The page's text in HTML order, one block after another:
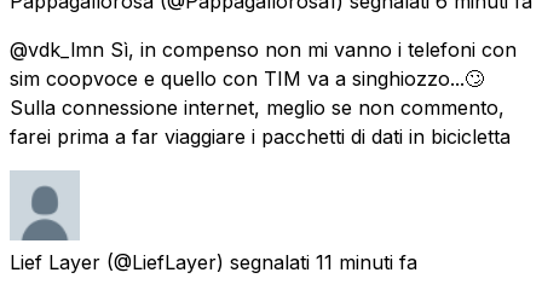
@vdk_lmn Sì, in compenso non mi vanno i telefoni con
sim coopvoce e quello con TIM va a singhiozzo...🙄
Sulla connessione internet, meglio se non commento,
farei prima a far viaggiare i pacchetti di dati in bicicletta
Lief Layer (@LiefLayer) segnalati 11 minuti fa